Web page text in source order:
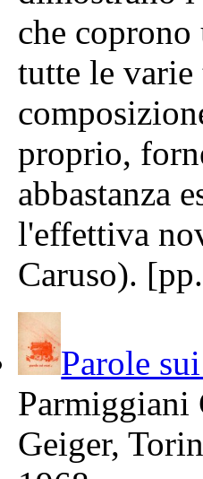
che coprono
tutte le
proprio,
abbastanza
l'effettiva
Caruso).
Parole
Parmiggiani
Geiger,